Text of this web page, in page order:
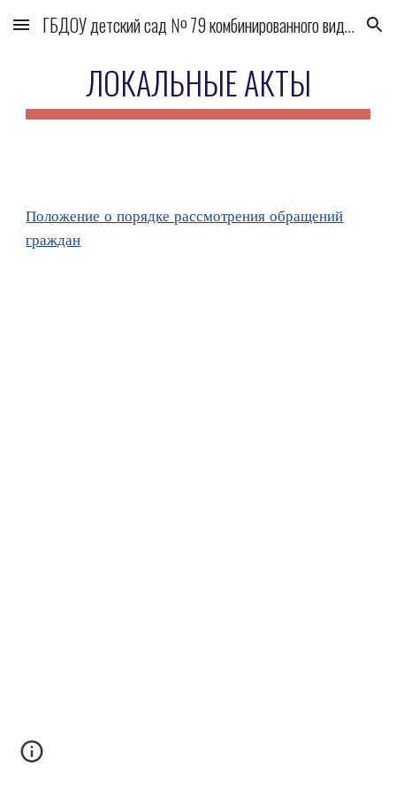
Skip to main content Skip to navigation
ГБДОУ детский сад № 79 комбинированного вида Выборгского района
ЛОКАЛЬНЫЕ АКТЫ
Положение о порядке рассмотрения обращений
граждан